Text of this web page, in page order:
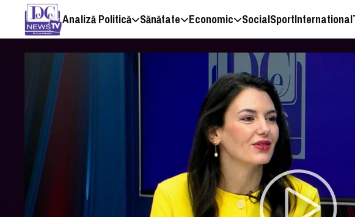
Analiză Politică Sănătate Economic SocialSportInternational